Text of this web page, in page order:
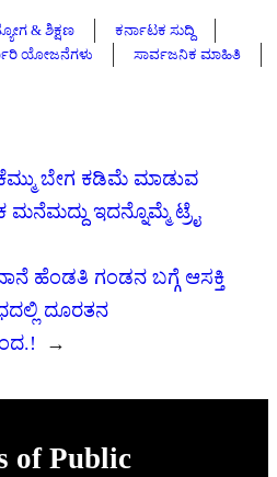
& ಶಿಕ್ಷಣ
ಕರ್ನಾಟಕ ಸುದ್ದಿ
ಯೋಜನೆಗಳು
ಸಾರ್ವಜನಿಕ ಮಾಹಿತಿ
ಬೇಗ ಕಡಿಮೆ ಮಾಡುವ
ಮನೆಮದ್ದು ಇದನ್ನೊಮ್ಮೆ ಟ್ರೈ
ಹೆಂಡತಿ ಗಂಡನ ಬಗ್ಗೆ ಆಸಕ್ತಿ
ದೂರತನ
→
of Public